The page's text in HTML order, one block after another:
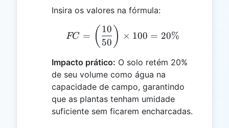
Insira os valores na fórmula:
FC =
FC = ( 50
10 ) × 100 = 20%
Impacto prático: O solo retém 20%
de seu volume como água na
capacidade de campo, garantindo
que as plantas tenham umidade
suficiente sem ficarem encharcadas.